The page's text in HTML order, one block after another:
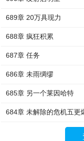
689章 20万具现力
688章 疯狂积累
687章 任务
686章 未雨绸缪
685章 另一个莱因哈特
684章 未解除的危机五更